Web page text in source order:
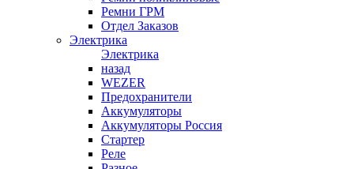
Ремни ГРМ
Отдел Заказов
Электрика
Электрика
назад
WEZER
Предохранители
Аккумуляторы
Аккумуляторы Россия
Стартер
Реле